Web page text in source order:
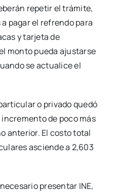
repetir el trámite,
pagar el refrendo para
y tarjeta de
monto pueda ajustarse
se actualice el
o privado quedó
de poco más
anterior. El costo total
asciende a 2,603
presentar INE,